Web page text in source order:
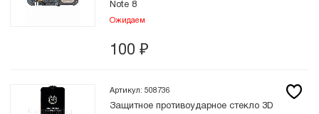
Note 8
Ожидаем
100 ₽
Артикул: 508736
Защитное противоударное стекло 3D